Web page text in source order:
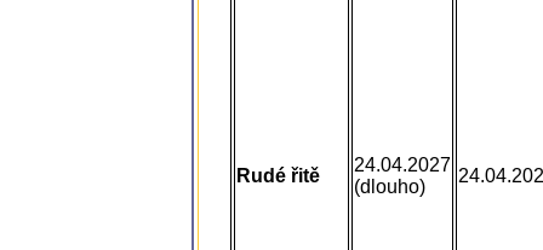
Rudé řitě
24.04.2027
(dlouho)